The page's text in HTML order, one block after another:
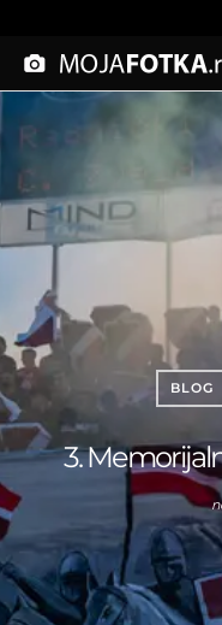
BLOG
3.